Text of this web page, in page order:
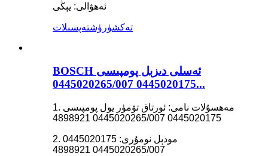
ئەھۋالى: يېڭى
تەكشۈرۈشتەپسىلات
BOSCH ئەسلى دىزېل پومپىسى
0445020175 0445020265/007...
1. مەھسۇلات نامى: ئورتاق تۆمۈر يول پومپىسى
0445020175 0445020265/007 4898921
2. مودېل نومۇرى: 0445020175
0445020265/007 4898921